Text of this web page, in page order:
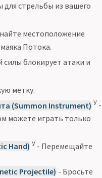
стрельбы из вашего
местоположение
Потока.
блокирует атаки и
метку.
(Summon Instrument) У -
можете играть только
Hand) У - Перемещайте
Projectile) - Бросьте